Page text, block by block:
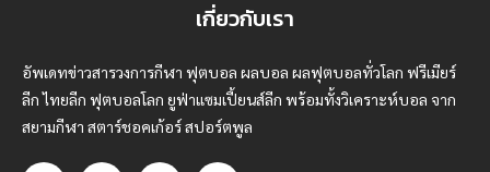
เกี่ยวกับเรา
อัพเดทข่าวสารวงการกีฬา ฟุตบอล ผลบอล ผลฟุตบอลทั่วโลก ฟรีเมียร์
ลีก ไทยลีก ฟุตบอลโลก ยูฟ่าแซมเปี้ยนส์ลีก พร้อมทั้งวิเคราะห์บอล จาก
สยามกีฬา สตาร์ชอคเก้อร์ สปอร์ตพูล